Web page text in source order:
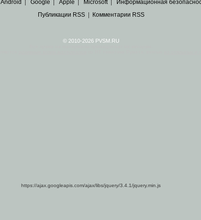
Android Google Apple Microsoft| Информационная
Публикации RSS| Комментарии RSS
© 2010-2026 PVSM.RU
https://ajax.googleapis.com/ajax/libs/jquery/3.4.1/jquery.min.js